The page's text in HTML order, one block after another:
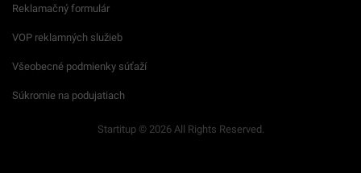
Reklamačný formulár
VOP reklamných služieb
Všeobecné podmienky súťaží
Súkromie na podujatiach
Startitup © 2026 All Rights Reserved.